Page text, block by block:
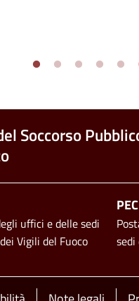
Soccorso
uffici e delle sedi
Vigili del Fuoco
PEC
sedi